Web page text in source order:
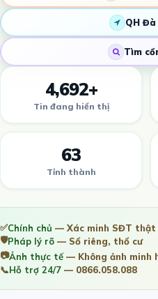
QH Đà
Tìm
4,692+
Tin đang hiển thị
63
Tỉnh thành
✅Chính chủ — Xác minh SĐT thật
🛡️Pháp lý rõ — Sổ riêng, thổ cư
📷Ảnh thực tế— Không ảnh minh
📞Hỗ trợ 24/7 — 0866.058.088